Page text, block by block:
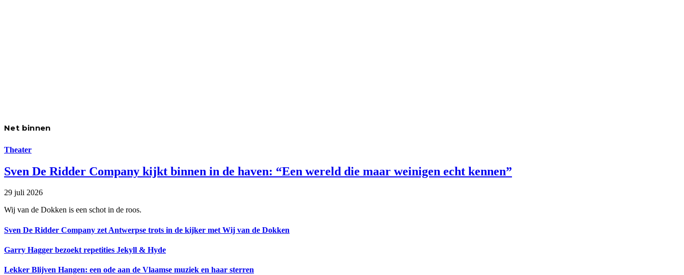
Net binnen
Theater
Sven De Ridder Company kijkt binnen in de haven: “Een wereld die maar weinigen echt kennen”
29 juli 2026
Wij van de Dokken is een schot in de roos.
Sven De Ridder Company zet Antwerpse trots in de kijker met Wij van de Dokken
Garry Hagger bezoekt repetities Jekyll & Hyde
Lekker Blijven Hangen: een ode aan de Vlaamse muziek en haar sterren